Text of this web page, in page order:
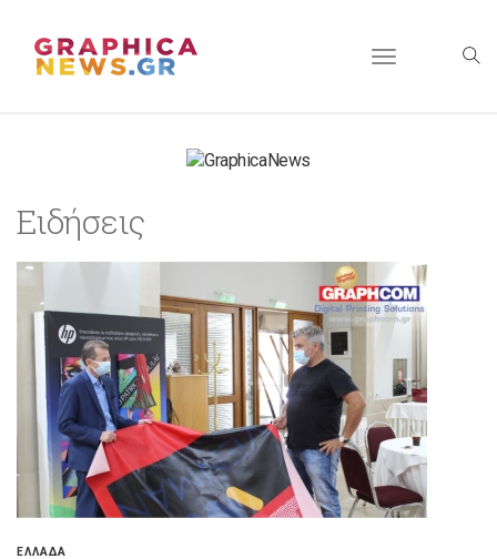
Toggle
Ειδήσεις
ΕΛΛΑΔΑ